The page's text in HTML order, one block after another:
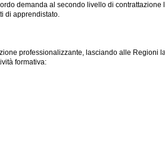
demanda al secondo livello di
di apprendistato.
professionalizzante, lasciando alle
formativa: